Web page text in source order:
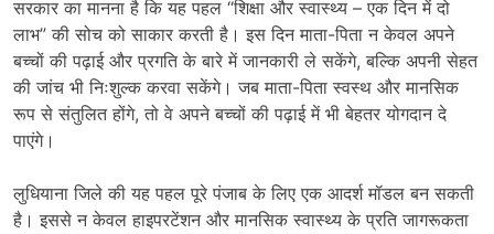
सरकार का मानना है कि यह पहल “शिक्षा और स्वास्थ्य – एक दिन में दो
लाभ” की सोच को साकार करती है। इस दिन माता-पिता न केवल अपने
बच्चों की पढ़ाई और प्रगति के बारे में जानकारी ले सकेंगे, बल्कि अपनी सेहत
की जांच भी निःशुल्क करवा सकेंगे। जब माता-पिता स्वस्थ और मानसिक
रूप से संतुलित होंगे, तो वे अपने बच्चों की पढ़ाई में भी बेहतर योगदान दे
पाएंगे।
लुधियाना जिले की यह पहल पूरे पंजाब के लिए एक आदर्श मॉडल बन सकती
है। इससे न केवल हाइपरटेंशन और मानसिक स्वास्थ्य के प्रति जागरूकता